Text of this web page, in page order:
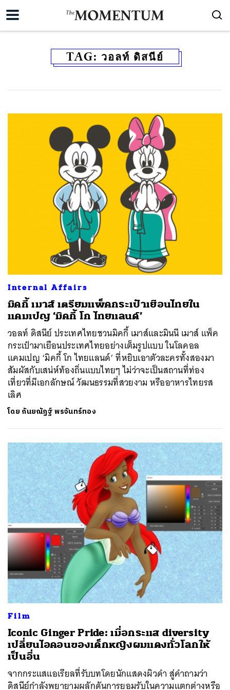
TAG: วอลท์ ดิสนีย์
Internal Affairs
มิคกี้ เมาส์ เตรียมแพ็คกระเป๋าเยือนไทยใน
แคมเปญ ‘มิคกี้ โก ไทยแลนด์’
วอลท์ ดิสนีย์ ประเทศไทยชวนมิคกี้ เมาส์และมินนี เมาส์ แพ็ค
กระเป๋ามาเยือนประเทศไทยอย่างเต็มรูปแบบ ในโลคอล
แคมเปญ ‘มิคกี้ โก ไทยแลนด์’ ที่หยิบเอาตัวละครทั้งสองมา
สัมผัสกับเสน่ห์ท้องถิ่นแบบไทยๆ ไม่ว่าจะเป็นสถานที่ท่อง
เที่ยวที่มีเอกลักษณ์ วัฒนธรรมที่สวยงาม หรืออาหารไทยรส
เลิศ
โดย กันยณัฏฐ์ พรจันทร์ทอง
Film
Iconic Ginger Pride: เมื่อกระแส diversity
เปลี่ยนไอคอนของเด็กหญิงผมแดงทั่วโลกให้
เป็นอื่น
จากกระแสแอเรียลที่รับบทโดยนักแสดงผิวดำ สู่คำถามว่า
ดิสนีย์กำลังพยายามผลักดันการยอมรับในความแตกต่างหรือ
SHARE TWEET LINE EMAIL